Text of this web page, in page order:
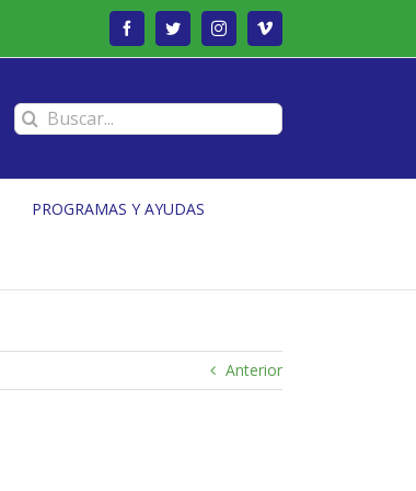
FacebookTwitterInstagramVimeo
Buscar:
PROGRAMAS Y AYUDAS
Anterior